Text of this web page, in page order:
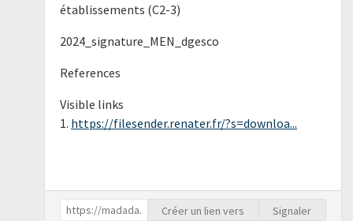
établissements (C2-3)
2024_signature_MEN_dgesco
References
Visible links
1. https://filesender.renater.fr/?s=downloa...
Créer un lien vers Signaler